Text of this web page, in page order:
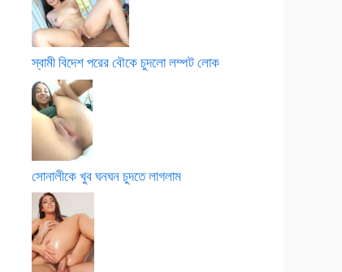
স্বামী বিদেশ পরের বৌকে চুদলো লম্পট লোক
সোনালীকে খুব ঘনঘন চুদতে লাগলাম